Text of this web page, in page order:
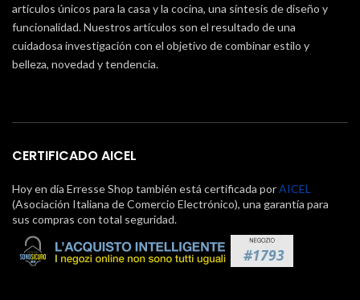
artículos únicos para la casa y la cocina, una síntesis de diseño y
funcionalidad. Nuestros artículos son el resultado de una
cuidadosa investigación con el objetivo de combinar estilo y
belleza, novedad y tendencia.
CERTIFICADO AICEL
Hoy en día Erresse Shop también está certificada porAICEL
(Asociación Italiana de Comercio Electrónico), una garantía para
sus compras con total seguridad.